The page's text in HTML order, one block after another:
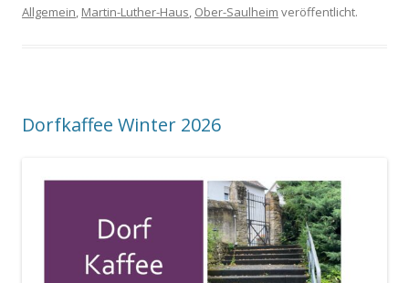
Allgemein, Martin-Luther-Haus, Ober-Saulheim veröffentlicht.
Dorfkaffee Winter 2026